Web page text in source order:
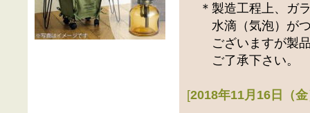
＊製造工程上、ガ
水滴（気泡）がつ
ございますが製品
ご了承下さい。
[2018年11月16日（